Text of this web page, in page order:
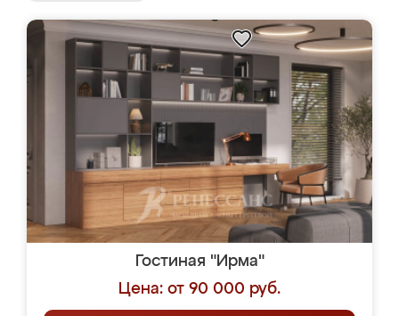
Гостиная "Ирма"
Цена: от 90 000 руб.